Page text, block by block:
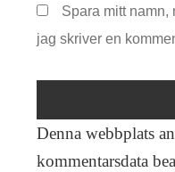
Spara mitt
jag skriver en
Denna webbplats
kommentarsdata